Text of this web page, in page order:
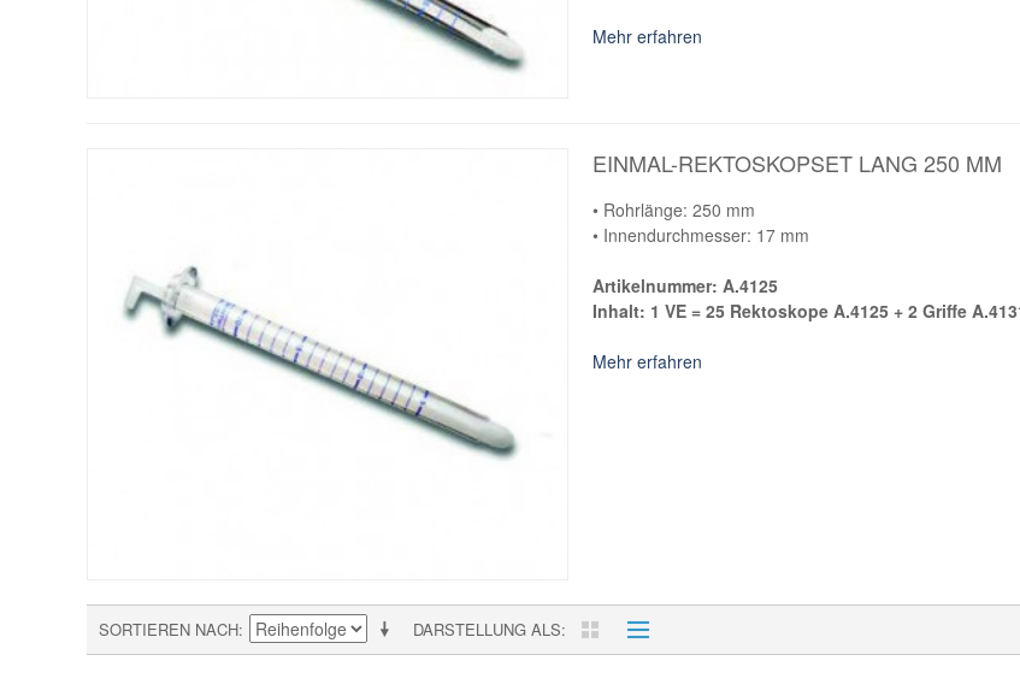
Mehr erfahren
EINMAL-REKTOSKOPSET LANG 250 MM
• Rohrlänge: 250 mm
• Innendurchmesser: 17 mm
Artikelnummer: A.4125
Inhalt: 1 VE = 25 Rektoskope A.4125 + 2 Griffe
Mehr erfahren
DARSTELLUNG ALS
SORTIEREN NACH